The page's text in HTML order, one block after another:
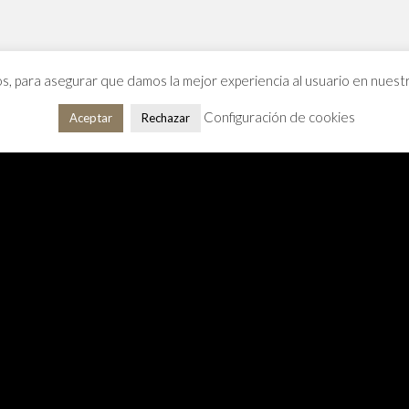
para asegurar que damos la mejor experiencia al usuario en
Aceptar Rechazar Configuración de cookies